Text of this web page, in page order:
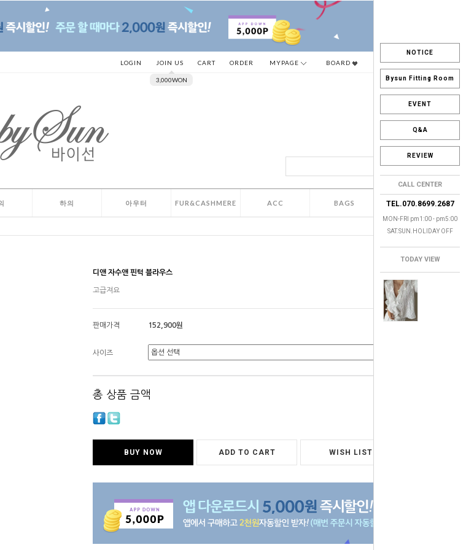
NOTICE
Bysun Fitting Room
EVENT
Q&A
REVIEW
CALL CENTER
TEL.070.8699.2687
MON-FRI pm1:00 - pm5:00
SAT.SUN.HOLIDAY OFF
TODAY VIEW
LOGIN JOIN US
3,000WON
CART ORDER MYPAGE BOARD
하의 아우터 FUR&CASHMERE ACC BAGS SALE
디앤 자수앤 핀턱 블라우스
고급져요
판매가격 152,900원
사이즈
총 상품 금액
BUY NOW ADD TO CART WISH LIST